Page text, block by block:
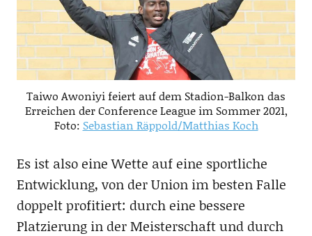
Taiwo Awoniyi feiert auf dem Stadion-Balkon das
Erreichen der Conference League im Sommer 2021,
Foto: Sebastian Räppold/Matthias Koch
Es ist also eine Wette auf eine sportliche
Entwicklung, von der Union im besten Falle
doppelt profitiert: durch eine bessere
Platzierung in der Meisterschaft und durch